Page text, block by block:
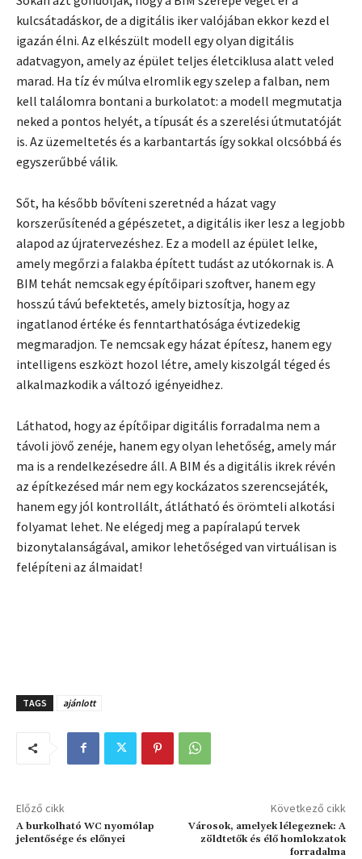
kulcsátadáskor, de a digitális iker valójában ekkor kezd el
igazán élni. Az elkészült modell egy olyan digitális
adatvagyon, amely az épület teljes életciklusa alatt veled
marad. Ha tíz év múlva elromlik egy szelep a falban, nem
kell találomra bontani a burkolatot: a modell megmutatja
neked a pontos helyét, a típusát és a szerelési útmutatóját
is. Az üzemeltetés és a karbantartás így sokkal olcsóbbá és
egyszerűbbé válik.
Sőt, ha később bővíteni szeretnéd a házat vagy
korszerűsítenéd a gépészetet, a digitális iker lesz a legjobb
alapod az újratervezéshez. Ez a modell az épület lelke,
amely megőrzi a falakba épített tudást az utókornak is. A
BIM tehát nemcsak egy építőipari szoftver, hanem egy
hosszú távú befektetés, amely biztosítja, hogy az
ingatlanod értéke és fenntarthatósága évtizedekig
megmaradjon. Te nemcsak egy házat építesz, hanem egy
intelligens eszközt hozol létre, amely kiszolgál téged és
alkalmazkodik a változó igényeidhez.
Láthatod, hogy az építőipar digitális forradalma nem a
távoli jövő zenéje, hanem egy olyan lehetőség, amely már
ma is a rendelkezésedre áll. A BIM és a digitális ikrek révén
az építkezésed már nem egy kockázatos szerencsejáték,
hanem egy jól kontrollált, átlátható és örömteli alkotási
folyamat lehet. Ne elégedj meg a papíralapú tervek
bizonytalanságával, amikor lehetőséged van virtuálisan is
felépíteni az álmaidat!
TAGS ajánlott
Előző cikk
A burkolható WC nyomólap
jelentősége és előnyei
Következő cikk
Városok, amelyek lélegeznek: A
zöldtetők és élő homlokzatok
forradalma